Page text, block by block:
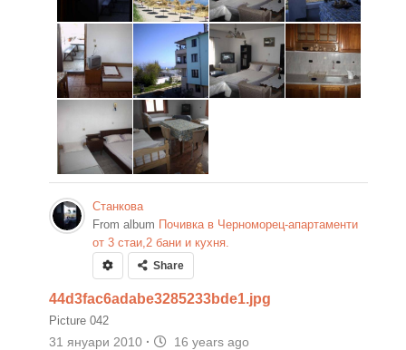
Станкова
From album Почивка в Черноморец-апартаменти
от 3 стаи,2 бани и кухня.
Share
44d3fac6adabe3285233bde1.jpg
Picture 042
31 януари 2010 · 16 years ago